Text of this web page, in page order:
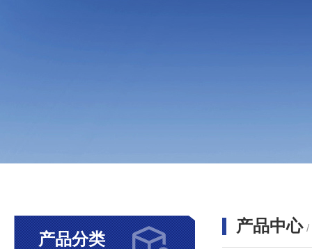
产品分类
产品中心 /